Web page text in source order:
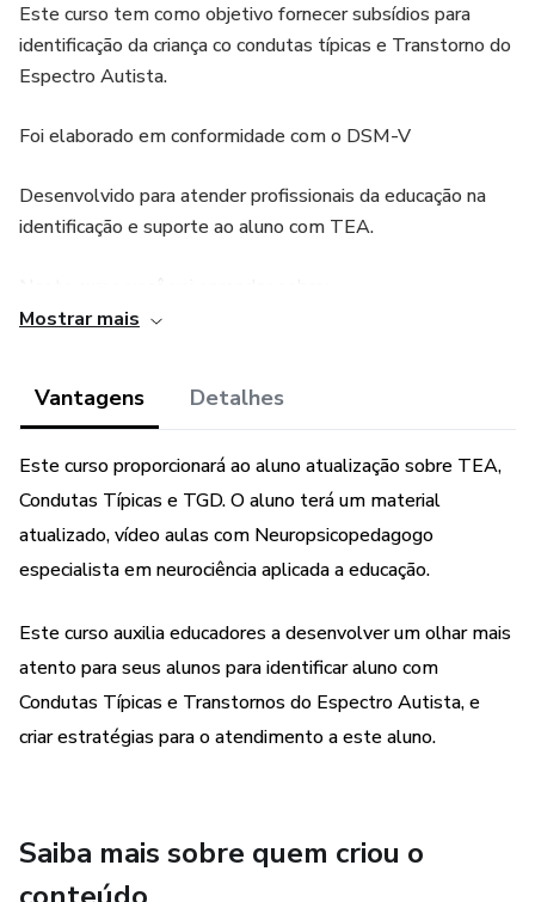
Este curso tem como objetivo fornecer subsídios para
identificação da criança co condutas típicas e Transtorno do
Espectro Autista.
Foi elaborado em conformidade com o DSM-V
Desenvolvido para atender profissionais da educação na
identificação e suporte ao aluno com TEA.
e a concepção de indivíduos com condutas típicas nos dias
Mudanças do DSM-IV para o DSM-V com a fusão do
termo de TGD para TEA;
Transtorno de Asperger;
especificação;
Mostrar mais
Vantagens Detalhes
Este curso proporcionará ao aluno atualização sobre TEA,
Condutas Típicas e TGD. O aluno terá um material
atualizado, vídeo aulas com Neuropsicopedagogo
especialista em neurociência aplicada a educação.
Este curso auxilia educadores a desenvolver um olhar mais
atento para seus alunos para identificar aluno com
Condutas Típicas e Transtornos do Espectro Autista, e
criar estratégias para o atendimento a este aluno.
Saiba mais sobre quem criou o